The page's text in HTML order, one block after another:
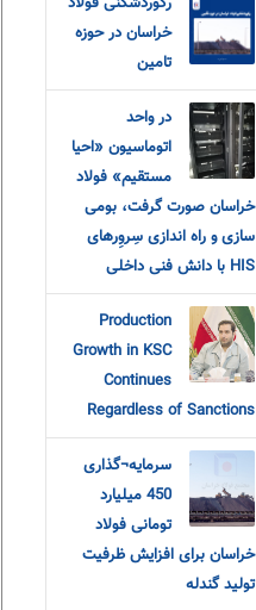
خراسان در حوزه
تامین
در واحد
اتوماسیون «احیا
مستقیم» فولاد
خراسان صورت گرفت، بومی
سازی و راه اندازی سِروِرهای
HIS با دانش فنی داخلی
Production
Growth in KSC
Continues
Regardless of Sanctions
سرمایه¬گذاری
450 میلیارد
تومانی فولاد
خراسان برای افزایش ظرفیت
تولید گندله